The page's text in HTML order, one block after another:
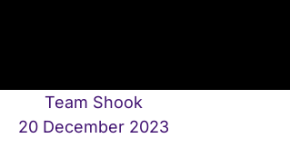
Team Shook
20 December 2023